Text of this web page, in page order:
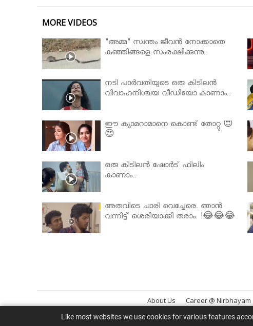
MORE VIDEOS
"അമ്മ" സ്വന്തം ജീവൻ നോക്കാതെ
കുഞ്ഞിങ്ങളെ സംരക്ഷിക്കുന്നു..
നടി പാർവതിയുടെ ഒരു കിടിലൻ
വിവാഹനിശ്ചയ വീഡിയോ കാണാം..
ഈ ക്യാമറാമാനെ കൊണ്ട് തോറ്റു 😍
😍
ഒരു കിടിലൻ ഷോർട് ഫിലിം
കാണാം..
അതവിടെ ചാരി വെച്ചേരെ. ഞാൻ
വന്നിട്ട് ശെരിയാക്കി തരാം. !😂😂😂
About Us Career @ Nirbhayam
Like most websites we use cookies for various features